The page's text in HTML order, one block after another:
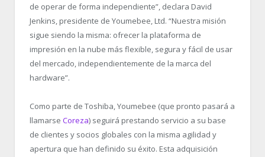
de operar de forma independiente”, declara David
Jenkins, presidente de Youmebee, Ltd. “Nuestra misión
sigue siendo la misma: ofrecer la plataforma de
impresión en la nube más flexible, segura y fácil de usar
del mercado, independientemente de la marca del
hardware”.
Como parte de Toshiba, Youmebee (que pronto pasará a
llamarse Coreza) seguirá prestando servicio a su base
de clientes y socios globales con la misma agilidad y
apertura que han definido su éxito. Esta adquisición